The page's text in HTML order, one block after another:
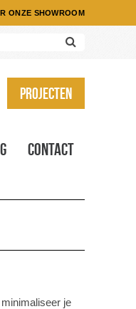
ONZE SHOWROOM
Projecten
Contact
je